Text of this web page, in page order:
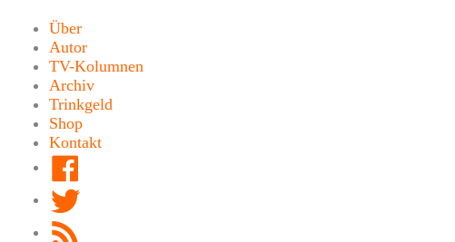
Inhalt
springen
Über
Autor
TV-Kolumnen
Archiv
Trinkgeld
Shop
Kontakt